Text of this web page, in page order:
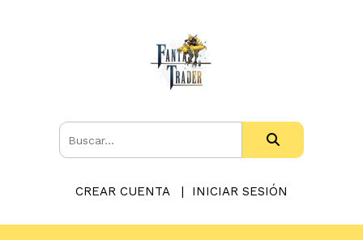
CREAR CUENTA INICIAR SESIÓN